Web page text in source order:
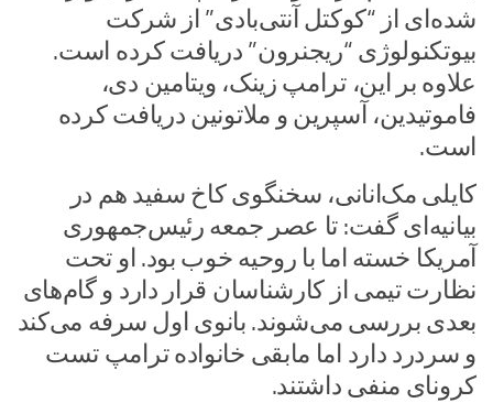
شده‌ای از “کوکتل آنتی‌بادی” از شرکت
بیوتکنولوژی “ریجنرون” دریافت کرده است.
علاوه بر این، ترامپ زینک، ویتامین دی،
فاموتیدین، آسپرین و ملاتونین دریافت کرده
است.
کایلی مک‌انانی، سخنگوی کاخ سفید هم در
بیانیه‌ای گفت: تا عصر جمعه رئیس‌جمهوری
آمریکا خسته اما با روحیه خوب بود. او تحت
نظارت تیمی از کارشناسان قرار دارد و گام‌های
بعدی بررسی می‌شوند. بانوی اول سرفه می‌کند
و سردرد دارد اما مابقی خانواده ترامپ تست
کرونای منفی داشتند.